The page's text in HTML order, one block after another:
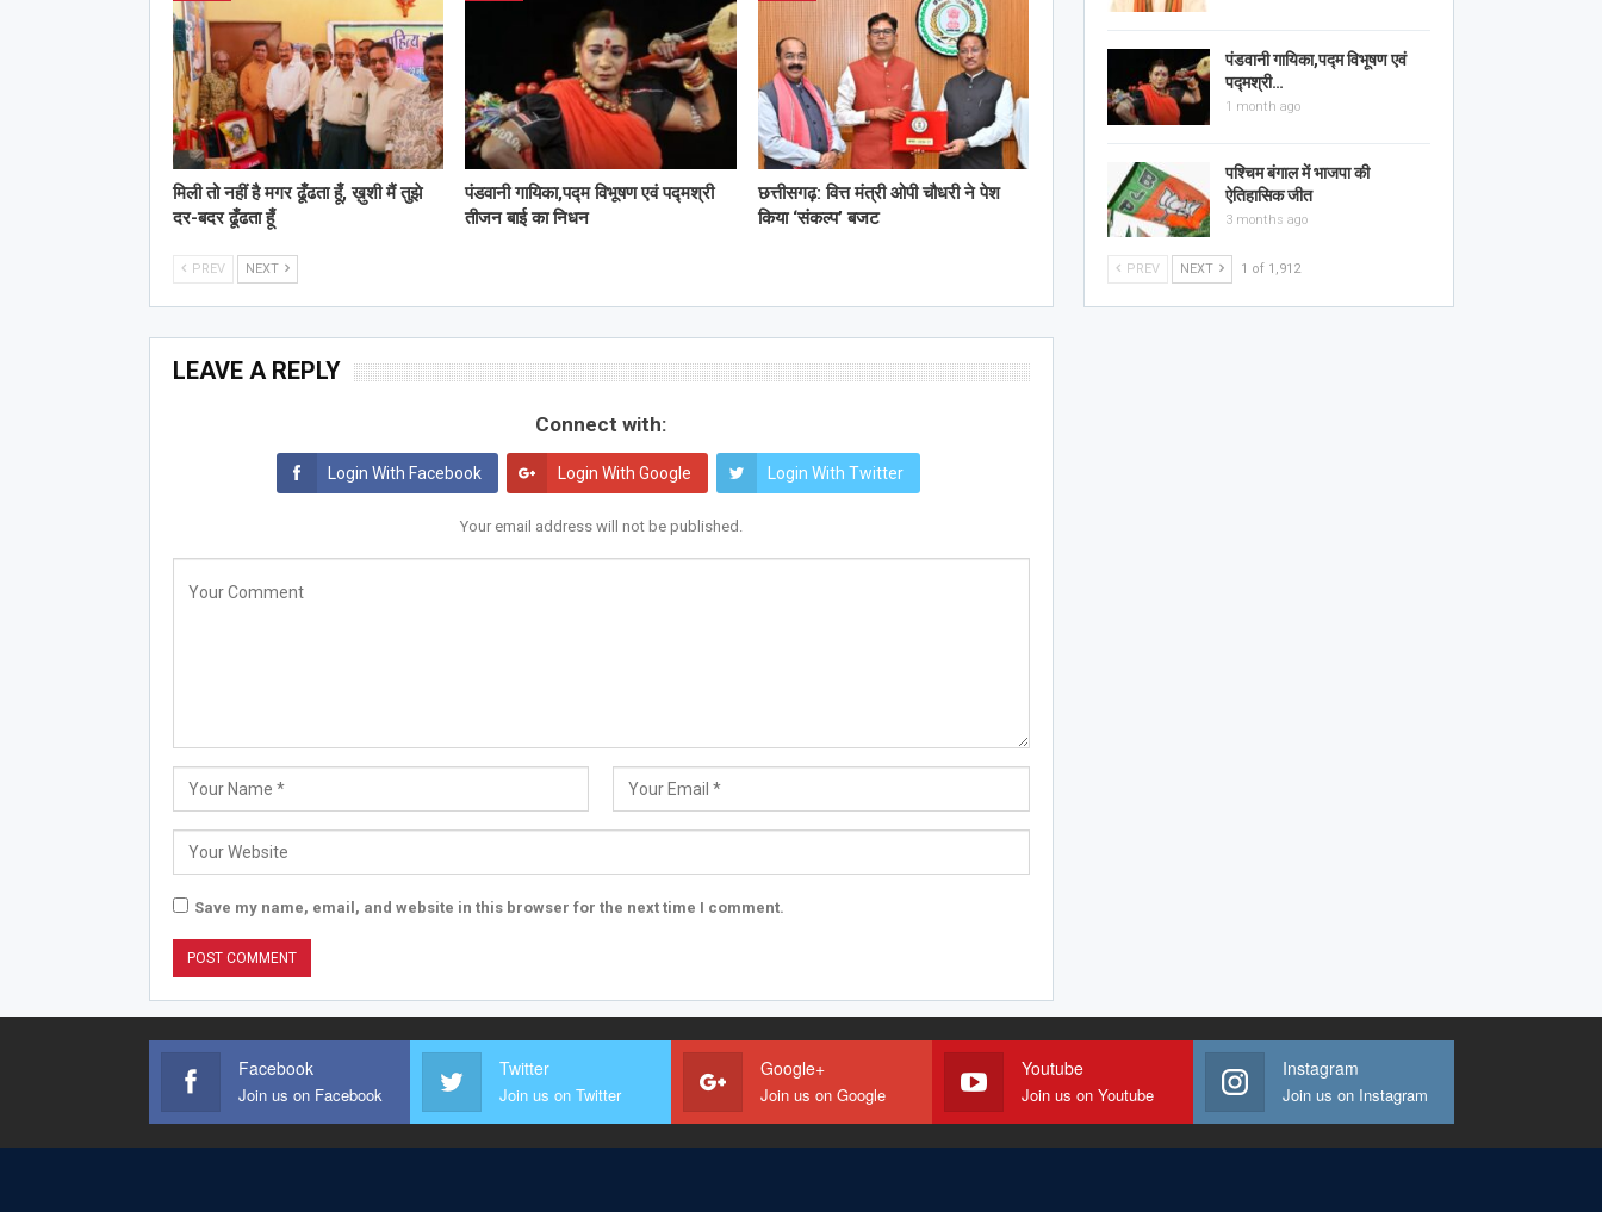
मिली तो नहीं है मगर ढूँढता हूँ, ख़ुशी मैं तुझे
दर-बदर ढूँढता हूँ
पंडवानी गायिका,पद्म विभूषण एवं पद्मश्री
तीजन बाई का निधन
छत्तीसगढ़: वित्त मंत्री ओपी चौधरी ने पेश
किया ‘संकल्प’ बजट
PREV NEXT
LEAVE A REPLY
Connect with:
Login With Facebook Login With Google Login With Twitter
Your email address will not be published.
Save my name, email, and website in this browser for the next time I comment.
पंडवानी गायिका,पद्म विभूषण एवं
पद्मश्री…
1 month ago
पश्चिम बंगाल में भाजपा की
ऐतिहासिक जीत
3 months ago
PREV NEXT 1 of 1,912
Facebook
Join us on Facebook
Twitter
Join us on Twitter
Google+
Join us on Google
Youtube
Join us on Youtube
Instagram
Join us on Instagram